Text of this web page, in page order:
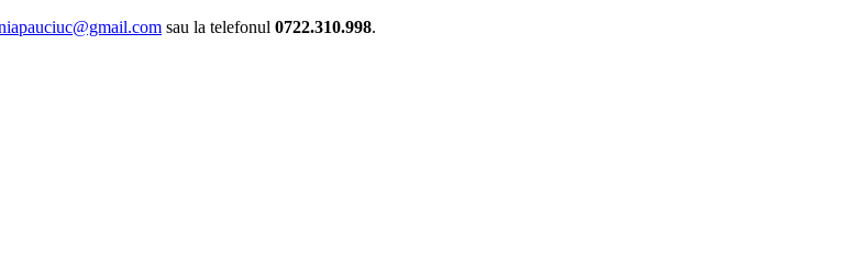
sau la telefonul 0722.310.998.